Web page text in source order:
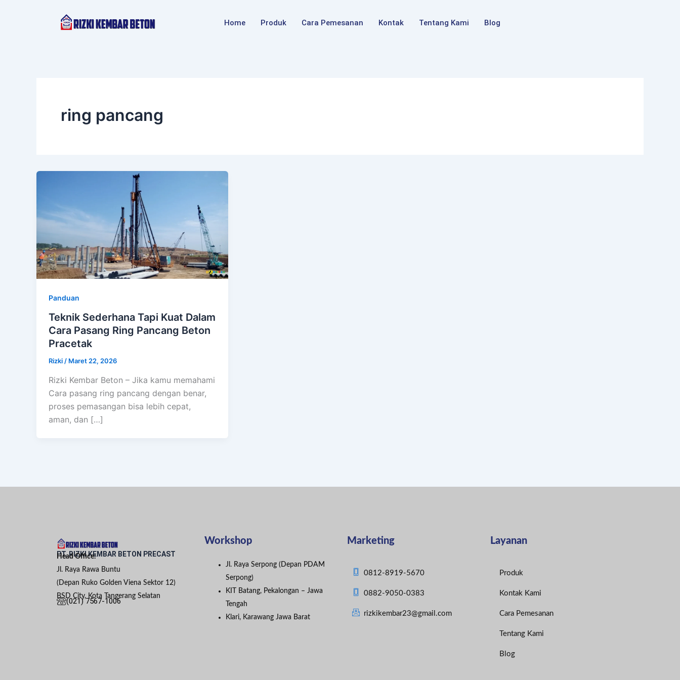
Home Produk Cara Pemesanan Kontak Tentang Kami Blog
ring pancang
Panduan
Teknik Sederhana Tapi Kuat Dalam
Cara Pasang Ring Pancang Beton
Pracetak
Rizki / Maret 22, 2026
Rizki Kembar Beton – Jika kamu memahami
Cara pasang ring pancang dengan benar,
proses pemasangan bisa lebih cepat,
aman, dan […]
PT. RIZKI KEMBAR BETON PRECAST
Head Office:
Jl. Raya Rawa Buntu
(Depan Ruko Golden Viena Sektor 12)
BSD City, Kota Tangerang Selatan
(021) 7567-1006
Workshop
Jl. Raya Serpong (Depan PDAM
Serpong)
KIT Batang, Pekalongan – Jawa
Tengah
Klari, Karawang Jawa Barat
Marketing
0812-8919-5670
0882-9050-0383
rizkikembar23@gmail.com
Layanan
Produk
Kontak Kami
Cara Pemesanan
Tentang Kami
Blog